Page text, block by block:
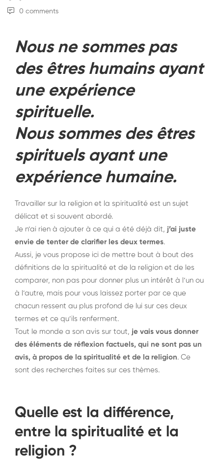
0 comments
Nous ne sommes pas
des êtres humains ayant
une expérience
spirituelle.
Nous sommes des êtres
spirituels ayant une
expérience humaine.
Travailler sur la religion et la spiritualité est un sujet
délicat et si souvent abordé.
Je n’ai rien à ajouter à ce qui a été déjà dit, j’ai juste
envie de tenter de clarifier les deux termes.
Aussi, je vous propose ici de mettre bout à bout des
définitions de la spiritualité et de la religion et de les
comparer, non pas pour donner plus un intérêt à l’un ou
à l’autre, mais pour vous laissez porter par ce que
chacun ressent au plus profond de lui sur ces deux
termes et ce qu’ils renferment.
Tout le monde a son avis sur tout, je vais vous donner
des éléments de réflexion factuels, qui ne sont pas un
avis, à propos de la spiritualité et de la religion. Ce
sont des recherches faites sur ces thèmes.
Quelle est la différence,
entre la spiritualité et la
religion ?